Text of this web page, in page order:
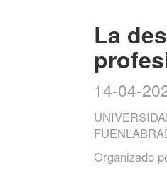
La
14-04-
Organizado